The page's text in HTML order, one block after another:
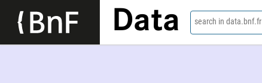
Data search in data.bnf.fr